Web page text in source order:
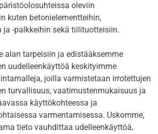
oleviin
kuten betonielementteihin,
ja -palkkeihin sekä tiilituotteisiin.
alan tarpeisiin ja edistääksemme
uudelleenkäyttöä keskityimme
joilla varmistetaan irrotettujen
turvallisuus, vaatimustenmukaisuus ja
käyttökohteessa ja
varmentamisessa. Uskomme,
tieto vauhdittaa udelleenkäyttöä,